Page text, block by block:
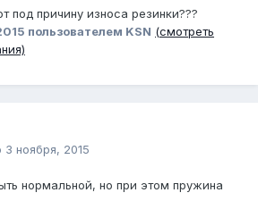
под причину износа резинки???
пользователем KSN (смотреть
3 ноября, 2015
нормальной, но при этом пружина